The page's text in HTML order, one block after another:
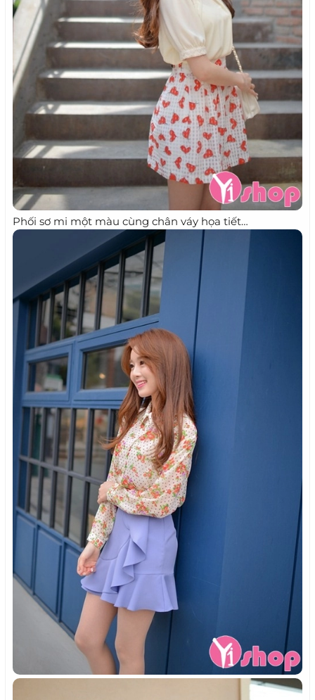
Phối sơ mi một màu cùng chân váy họa tiết…